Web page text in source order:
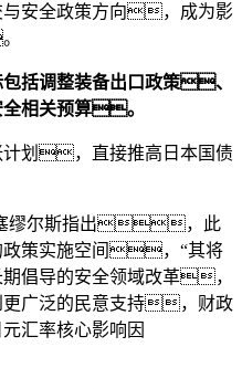
与安全政策方向，成为影
括调整装备出口政策、
相关预算。
计划，直接推高日本国债
塞缪尔斯指出，此
政策实施空间，“其将
倡导的安全领域改革，
更广泛的民意支持，财政
汇率核心影响因